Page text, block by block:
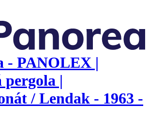
- PANOLEX |
|
/ Lendak - 1963 -